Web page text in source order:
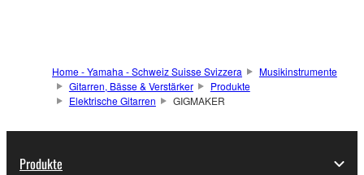
Home - Yamaha - Schweiz Suisse Svizzera
Musikinstrumente
Gitarren, Bässe & Verstärker
Produkte
Elektrische Gitarren
GIGMAKER
Produkte